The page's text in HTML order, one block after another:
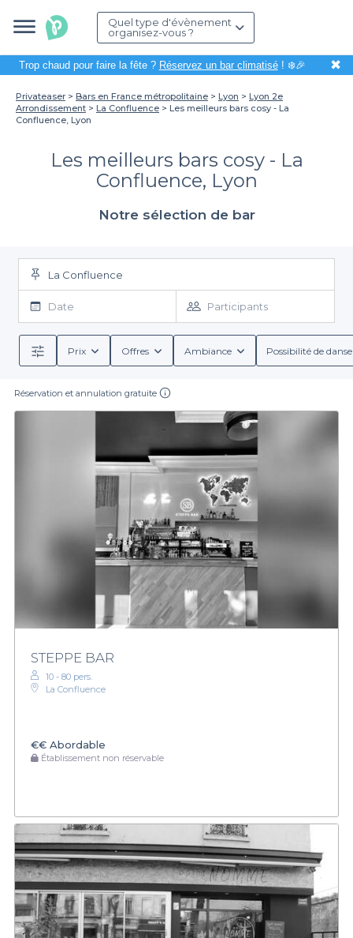
Quel type d'évènement
organisez-vous ?
Trop chaud pour faire la fête ? Réservez un bar climatisé! ❄️🎉 ✖
Privateaser Bars en France métropolitaine Lyon
Lyon 2e
Arrondissement
La Confluence
Les meilleurs bars cosy - La
Confluence, Lyon
Les meilleurs bars cosy - La
Confluence, Lyon
Notre sélection de bar
La Confluence
Date Participants
Prix Offres Ambiance Possibilité de
Réservation et annulation gratuite
STEPPE BAR
10 - 80 pers.
La Confluence
€€ Abordable
Établissement non réservable